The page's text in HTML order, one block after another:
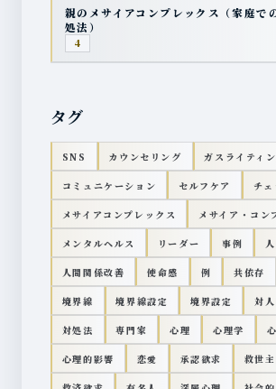
親のメサイアコンプレックス（家庭で
処法）
4
タグ
SNS カウンセリング ガスライティ
コミュニケーション セルフケア チ
メサイアコンプレックス メサイア・コン
メンタルヘルス リーダー 事例
人間関係改善 使命感 例 共依存
境界線 境界線設定 境界設定 対
対処法 専門家 心理 心理学
心理的影響 恋愛 承認欲求 救世